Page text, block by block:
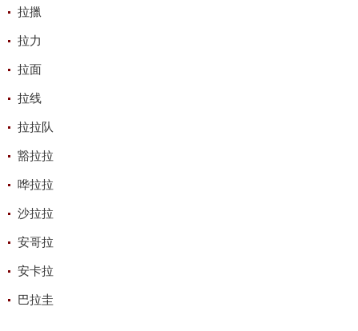
拉擸
拉力
拉面
拉线
拉拉队
豁拉拉
哗拉拉
沙拉拉
安哥拉
安卡拉
巴拉圭